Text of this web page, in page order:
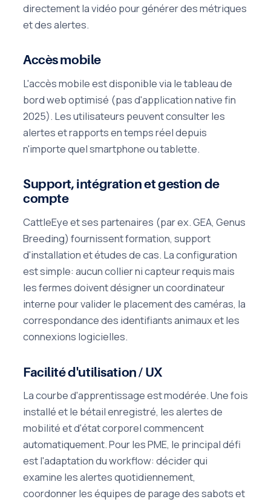
directement la vidéo pour générer des métriques
et des alertes.
Accès mobile
L'accès mobile est disponible via le tableau de
bord web optimisé (pas d'application native fin
2025). Les utilisateurs peuvent consulter les
alertes et rapports en temps réel depuis
n'importe quel smartphone ou tablette.
Support, intégration et gestion de
compte
CattleEye et ses partenaires (par ex. GEA, Genus
Breeding) fournissent formation, support
d'installation et études de cas. La configuration
est simple: aucun collier ni capteur requis mais
les fermes doivent désigner un coordinateur
interne pour valider le placement des caméras, la
correspondance des identifiants animaux et les
connexions logicielles.
Facilité d'utilisation / UX
La courbe d'apprentissage est modérée. Une fois
installé et le bétail enregistré, les alertes de
mobilité et d'état corporel commencent
automatiquement. Pour les PME, le principal défi
est l'adaptation du workflow: décider qui
examine les alertes quotidiennement,
coordonner les équipes de parage des sabots et